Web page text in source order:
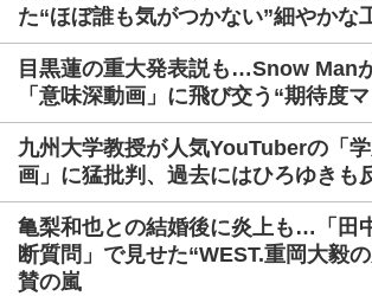
た“ほぼ誰も気がつかない”細やかな
目黒蓮の重大発表説も…Snow Man
「意味深動画」に飛び交う“期待度
九州大学教授が人気YouTuberの「
画」に猛批判、過去にはひろゆきも
亀梨和也との結婚後に炎上も…「田
断質問」で見せた“WEST.重岡大毅
賛の嵐